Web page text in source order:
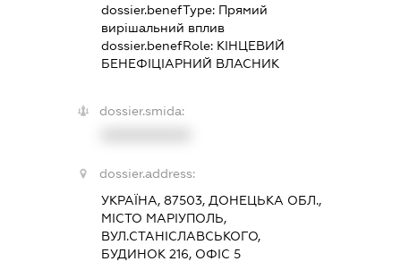
dossier.benefType: Прямий
вирішальний вплив
dossier.benefRole: КІНЦЕВИЙ
БЕНЕФІЦІАРНИЙ ВЛАСНИК
dossier.smida:
dossier.address:
УКРАЇНА, 87503, ДОНЕЦЬКА ОБЛ.,
МІСТО МАРІУПОЛЬ,
ВУЛ.СТАНІСЛАВСЬКОГО,
БУДИНОК 216, ОФІС 5